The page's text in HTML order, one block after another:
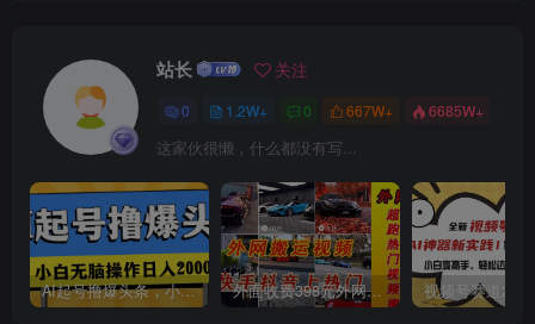
站长 关注
0 1.2W+ 0 667W+ 6685W+
这家伙很懒，什么都没有写...
AI起号撸爆头条，小白也能操作，日入2000+ 外面收费398元外网超跑豪车汽车视频搬运至快手抖音上热门项目